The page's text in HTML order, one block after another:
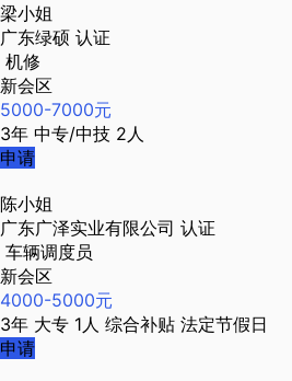
梁小姐
广东绿硕 认证
机修
新会区
5000-7000元
3年 中专/中技 2人
申请
陈小姐
广东广泽实业有限公司 认证
车辆调度员
新会区
4000-5000元
3年 大专 1人 综合补贴 法定节假日
申请